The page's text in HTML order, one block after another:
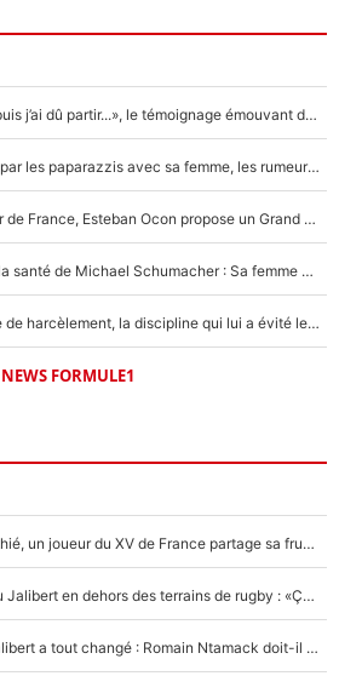
F1 : « Je lui ai fait un câlin, puis j’ai dû partir...», le témoignage émouvant de Max Verstappen sur sa fille
F1 : Charles Leclerc surpris par les paparazzis avec sa femme, les rumeurs étaient vraies !
Comme pour le final du Tour de France, Esteban Ocon propose un Grand Prix de Formule 1 à Paris : «Autour de l’Arc de Triomphe, ce serait génial» !
Nouvelle rumeur autour de la santé de Michael Schumacher : Sa femme Corinna sort du silence
F1 - Lewis Hamilton victime de harcèlement, la discipline qui lui a évité le pire : «J'aurais probablement mal tourné»
NEWS FORMULE1
Mis de côté par Fabien Galthié, un joueur du XV de France partage sa frustration : «ils ne me l’ont pas dit tout de suite»
La raison d'être de Matthieu Jalibert en dehors des terrains de rugby : «Ça m'atteint autant que si tu touches à un membre de ma famille»
XV de France - Matthieu Jalibert a tout changé : Romain Ntamack doit-il s’inquiéter pour sa place à un an de la Coupe du monde ?